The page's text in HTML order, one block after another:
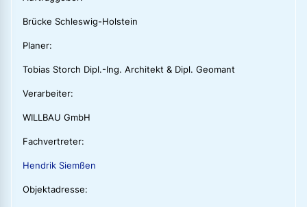
Brücke Schleswig-Holstein
Planer:
Tobias Storch Dipl.-Ing. Architekt & Dipl. Geomant
Verarbeiter:
WILLBAU GmbH
Fachvertreter:
Hendrik Siemßen
Objektadresse: